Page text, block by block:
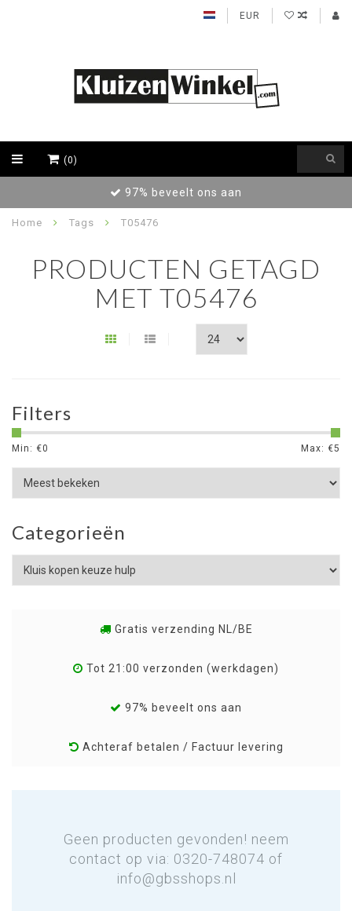
EUR
(0)
97% beveelt ons aan
Home Tags T05476
PRODUCTEN GETAGD
MET T05476
Filters
Min: €0 Max: €5
Categorieën
Gratis verzending NL/BE
Tot 21:00 verzonden (werkdagen)
97% beveelt ons aan
Achteraf betalen / Factuur levering
Geen producten gevonden! neem
contact op via: 0320-748074 of
info@gbsshops.nl